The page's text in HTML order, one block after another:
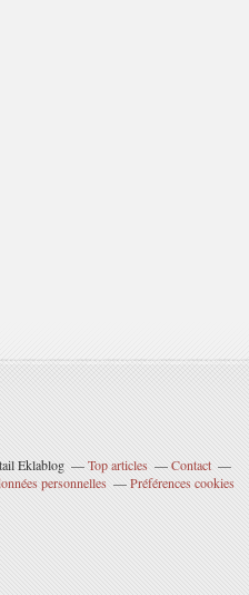
Eklablog Top articles
Contact
personnelles Préférences cookies